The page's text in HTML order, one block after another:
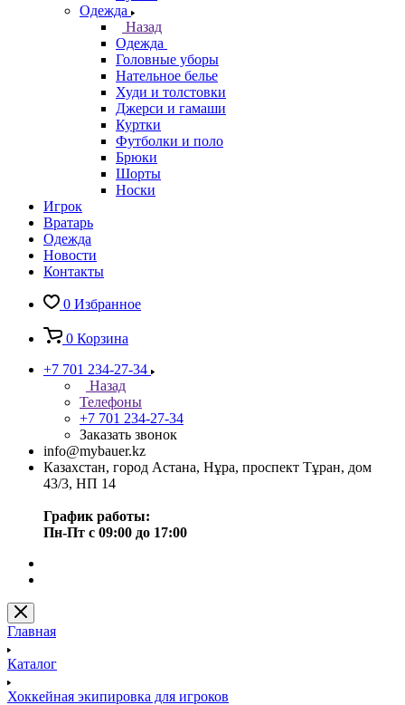
Одежда
Назад
Одежда
Головные уборы
Нательное белье
Худи и толстовки
Джерси и гамаши
Куртки
Футболки и поло
Брюки
Шорты
Носки
Игрок
Вратарь
Одежда
Новости
Контакты
0 Избранное
0 Корзина
+7 701 234-27-34
Назад
Телефоны
+7 701 234-27-34
Заказать звонок
info@mybauer.kz
Казахстан, город Астана, Нұра, проспект Тұран, дом
43/3, НП 14
График работы:
Пн-Пт с 09:00 до 17:00
Главная
Каталог
Хоккейная экипировка для игроков